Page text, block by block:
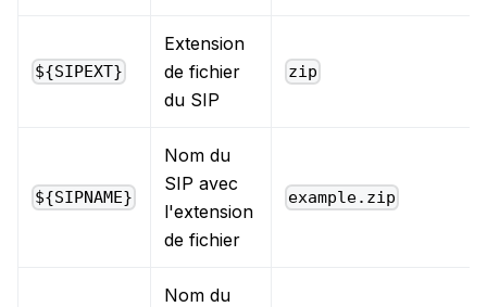
${SIPEXT}
Extension
de fichier
du SIP
zip
${SIPNAME}
Nom du
SIP avec
l'extension
de fichier
example.zip
Nom du